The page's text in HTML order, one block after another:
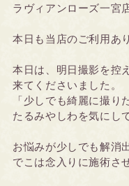
ラヴィアンローズ一宮
本日も当店のご利用あ
本日は、明日撮影を控
来てくださいました。
「少しでも綺麗に撮り
たるみやしわを気にし
お悩みが少しでも解消
でこは念入りに施術さ